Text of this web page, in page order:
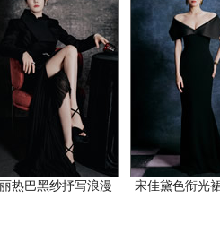
热巴黑纱抒写浪漫 宋佳黛色衔光